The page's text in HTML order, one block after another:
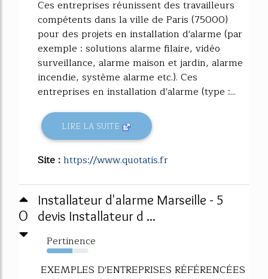
Ces entreprises réunissent des travailleurs
compétents dans la ville de Paris (75000)
pour des projets en installation d'alarme (par
exemple : solutions alarme filaire, vidéo
surveillance, alarme maison et jardin, alarme
incendie, système alarme etc.). Ces
entreprises en installation d'alarme (type :...
LIRE LA SUITE
Site :https://www.quotatis.fr
0
Installateur d'alarme Marseille - 5
devis Installateur d ...
Pertinence
62%
EXEMPLES D'ENTREPRISES RÉFÉRENCÉES